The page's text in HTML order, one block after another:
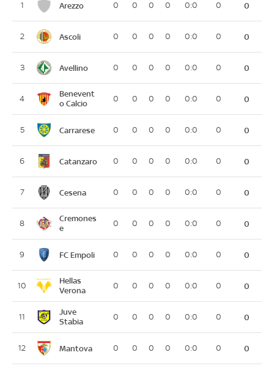
1 Arezzo 0 0 0 0 0:0 0 0
2 Ascoli 0 0 0 0 0:0 0 0
3 Avellino 0 0 0 0 0:0 0 0
4
Benevent
o Calcio
0 0 0 0 0:0 0 0
5 Carrarese 0 0 0 0 0:0 0 0
6 Catanzaro 0 0 0 0 0:0 0 0
7 Cesena 0 0 0 0 0:0 0 0
8
Cremones
e
0 0 0 0 0:0 0 0
9 FC Empoli 0 0 0 0 0:0 0 0
10
Hellas
Verona
0 0 0 0 0:0 0 0
11
Juve
Stabia
0 0 0 0 0:0 0 0
12 Mantova 0 0 0 0 0:0 0 0